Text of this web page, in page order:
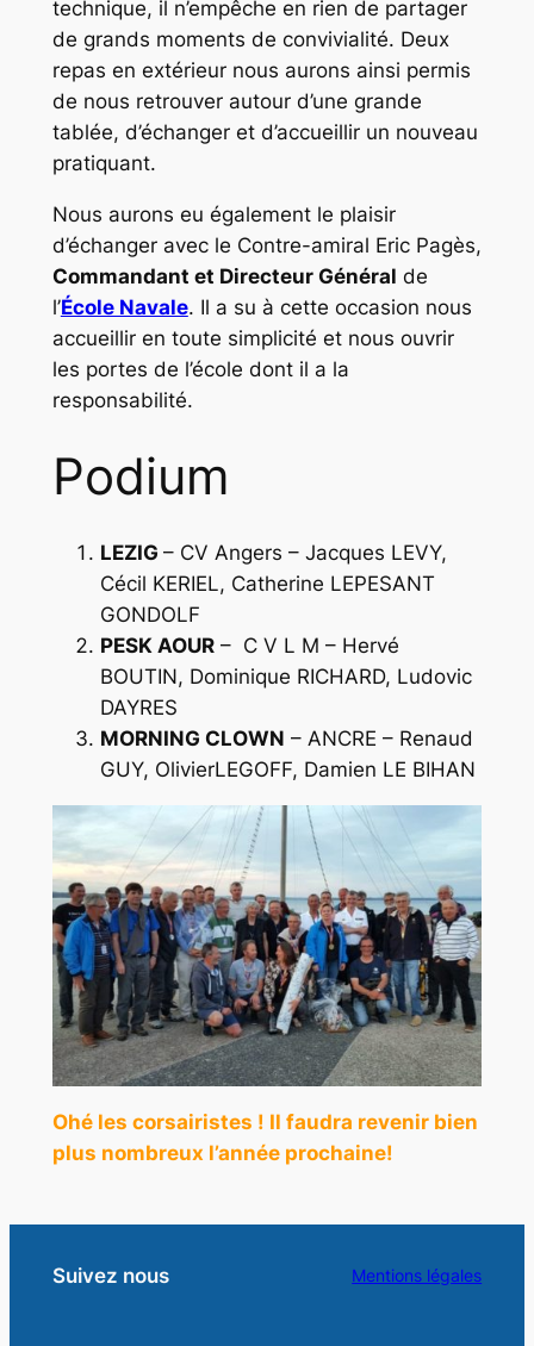
technique, il n’empêche en rien de partager
de grands moments de convivialité. Deux
repas en extérieur nous aurons ainsi permis
de nous retrouver autour d’une grande
tablée, d’échanger et d’accueillir un nouveau
pratiquant.
Nous aurons eu également le plaisir
d’échanger avec le Contre-amiral Eric Pagès,
Commandant et Directeur Général de
l’École Navale. Il a su à cette occasion nous
accueillir en toute simplicité et nous ouvrir
les portes de l’école dont il a la
responsabilité.
Podium
LEZIG – CV Angers – Jacques LEVY,
Cécil KERIEL, Catherine LEPESANT
GONDOLF
PESK AOUR– C V L M – Hervé
BOUTIN, Dominique RICHARD, Ludovic
DAYRES
MORNING CLOWN – ANCRE – Renaud
GUY, OlivierLEGOFF, Damien LE BIHAN
Ohé les corsairistes ! Il faudra revenir bien
plus nombreux l’année prochaine!
Suivez nous Mentions légales